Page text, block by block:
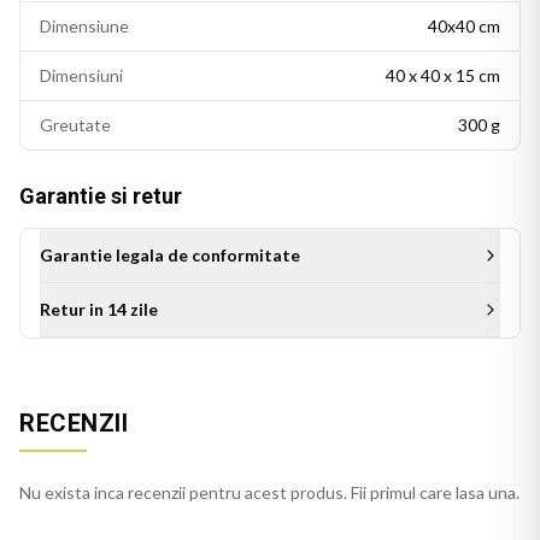
Este potrivita si ca idee de cadou pentru persoanele cu un
Perna bej se integreaza usor in decorul casei, pe orice
Dimensiune 40x40 cm
Dimensiuni 40 x 40 x 15 cm
Greutate 300 g
Garantie si retur
Garantie legala de conformitate
Retur in 14 zile
RECENZII
Nu exista inca recenzii pentru acest produs. Fii primul care lasa una.